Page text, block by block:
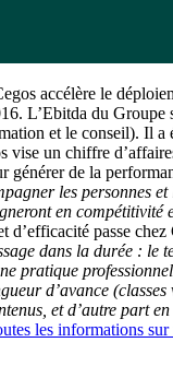
accélère le
L’Ebitda du
et le conseil). Il
un chiffre
générer de la
les personnes
en
d’efficacité passe
dans la durée : le
pratique
d’avance
et d’autre part
les informations